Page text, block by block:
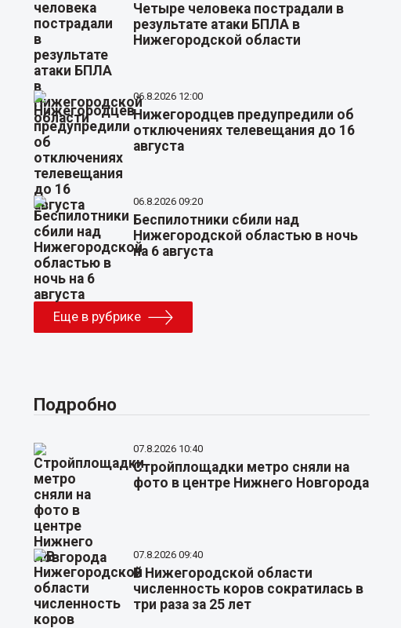
Четыре человека пострадали в
результате атаки БПЛА в
Нижегородской области
06.8.2026 12:00
Нижегородцев предупредили об
отключениях телевещания до 16
августа
06.8.2026 09:20
Беспилотники сбили над
Нижегородской областью в ночь
на 6 августа
Еще в рубрике
Подробно
07.8.2026 10:40
Стройплощадки метро сняли на
фото в центре Нижнего Новгорода
07.8.2026 09:40
В Нижегородской области
численность коров сократилась в
три раза за 25 лет